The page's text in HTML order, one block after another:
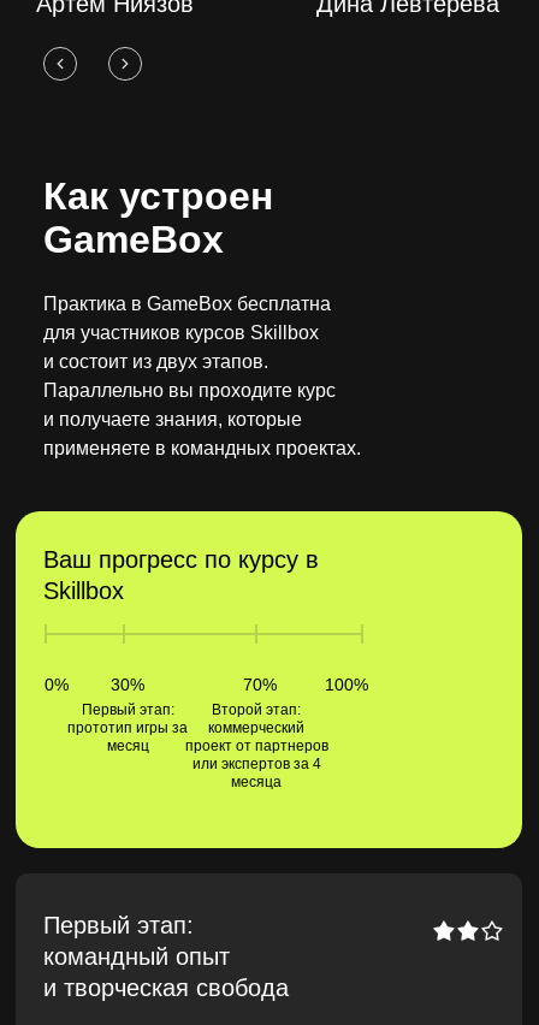
Как устроен
GameBox
Практика в GameBox бесплатна
для участников курсов Skillbox
и состоит из двух этапов.
Параллельно вы проходите курс
и получаете знания, которые
применяете в командных проектах.
Ваш прогресс по курсу в
Skillbox
0% 30%
Первый этап:
прототип игры за
месяц
70%
Второй этап:
коммерческий
проект от партнеров
или экспертов за 4
месяца
100%
Первый этап:
командный опыт
и творческая свобода